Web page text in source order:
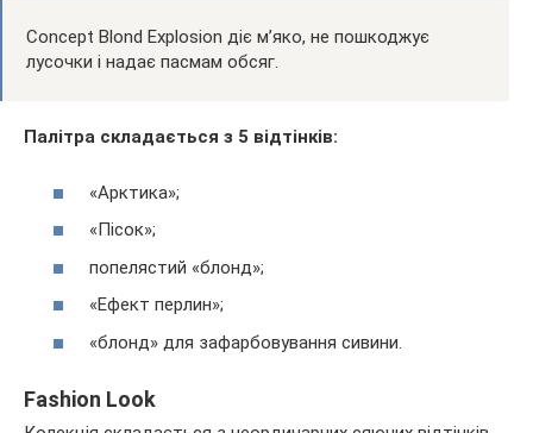
Concept Blond Explosion діє м’яко, не пошкоджує
лусочки і надає пасмам обсяг.
Палітра складається з 5 відтінків:
«Арктика»;
«Пісок»;
попелястий «блонд»;
«Ефект перлин»;
«блонд» для зафарбовування сивини.
Fashion Look